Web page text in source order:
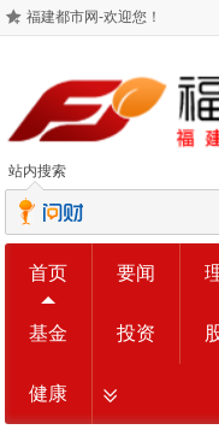
福建都市网-欢迎您！
站内搜索
首页 要闻
基金 投资
健康